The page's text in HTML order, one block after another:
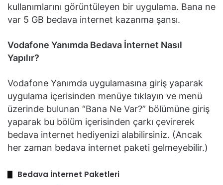
kullanımlarını görüntüleyen bir uygulama. Bana ne
var 5 GB bedava internet kazanma şansı.
Vodafone Yanımda Bedava İnternet Nasıl
Yapılır?
Vodafone Yanımda uygulamasına giriş yaparak
uygulama içerisinden menüye tıklayın ve menü
üzerinde bulunan “Bana Ne Var?” bölümüne giriş
yaparak bu bölüm içerisinden çarkı çevirerek
bedava internet hediyenizi alabilirsiniz. (Ancak
her zaman bedava internet paketi gelmeyebilir.)
Bedava İnternet Paketleri